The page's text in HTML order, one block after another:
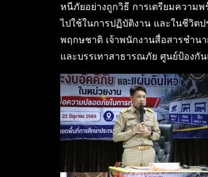
หนีภัยอย่างถูกวิธี การเตรียมความ
ไปใช้ในการปฏิบัติงาน และในชีวิต
พฤกษชาติ เจ้าพนักงานสื่อสารชำน
และบรรเทาสาธารณภัย ศูนย์ป้องกั